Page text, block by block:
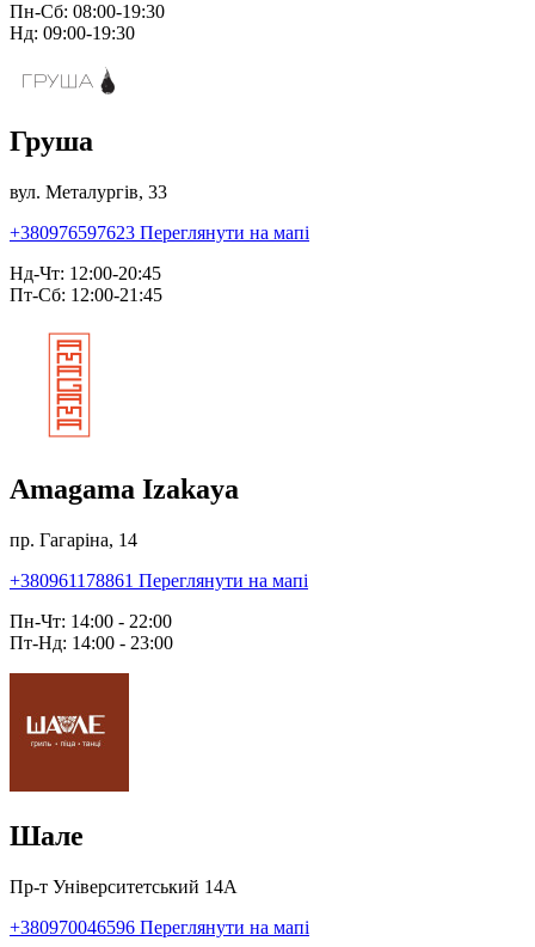
Пн-Сб: 08:00-19:30
Нд: 09:00-19:30
Груша
вул. Металургів, 33
+380976597623 Переглянути на мапі
Нд-Чт: 12:00-20:45
Пт-Сб: 12:00-21:45
Amagama Izakaya
пр. Гагаріна, 14
+380961178861 Переглянути на мапі
Пн-Чт: 14:00 - 22:00
Пт-Нд: 14:00 - 23:00
Шале
Пр-т Університетський 14А
+380970046596 Переглянути на мапі